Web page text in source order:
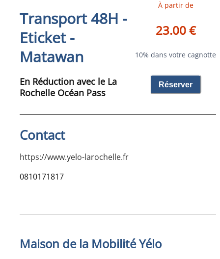
Transport 48H -
Eticket -
Matawan
En Réduction avec le La
Rochelle Océan Pass
À partir de
23.00 €
10% dans votre cagnotte
Réserver
Contact
https://www.yelo-larochelle.fr
0810171817
Maison de la Mobilité Yélo